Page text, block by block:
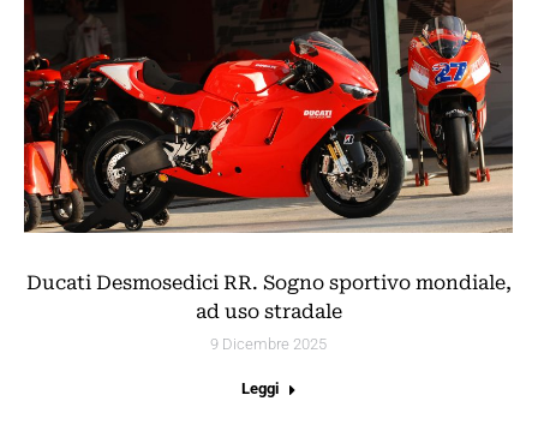
Ducati Desmosedici RR. Sogno sportivo mondiale,
ad uso stradale
9 Dicembre 2025
Leggi